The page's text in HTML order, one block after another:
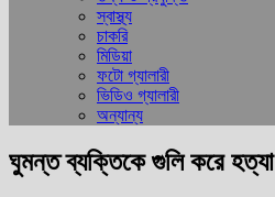
স্বাস্থ্য
চাকরি
মিডিয়া
ফটো গ্যালারী
ভিডিও গ্যালারী
অন্যান্য
ঘুমন্ত ব্যক্তিকে গুলি করে হত্যা